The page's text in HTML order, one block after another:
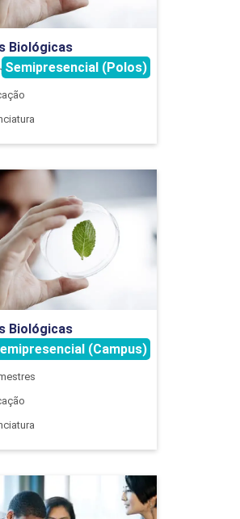
E SOCIOLOGIA DA
30
COMPLEMENTARES
75
Biológicas
Semipresencial (Polos)
Ir para Inscrição
Biológicas
(Campus)
Ciências Biológicas
Detalhes do curso
Ir para Inscrição
Ciências Biológicas -
Licenciatura